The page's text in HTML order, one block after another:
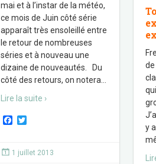
mai et à l’instar de la météo,
ce mois de Juin côté série
apparaît très ensoleillé entre
le retour de nombreuses
séries et à nouveau une
dizaine de nouveautés. Du
côté des retours, on notera
Lire la suite ›
F
e
b
t
t
1 juillet 2013
de
y